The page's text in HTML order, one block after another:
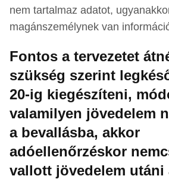
nem tartalmaz adatot,
magánszemélynek van
Fontos a tervezetet
szükség szerint
20-ig kiegészíteni,
valamilyen jövedelem
a bevallásba, akkor
adóellenőrzéskor
vallott jövedelem utáni